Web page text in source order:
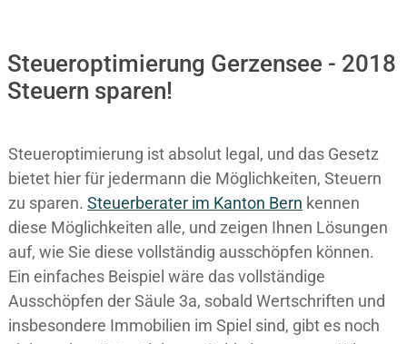
Steueroptimierung Gerzensee - 2018
Steuern sparen!
Steueroptimierung ist absolut legal, und das Gesetz
bietet hier für jedermann die Möglichkeiten, Steuern
zu sparen. Steuerberater im K anton Bern kennen
diese Möglichkeiten alle, und zeigen Ihnen Lösungen
auf, wie Sie diese vollständig ausschöpfen können.
Ein einfaches Beispiel wäre das vollständige
Ausschöpfen der Säule 3a, sobald Wertschriften und
insbesondere Immobilien im Spiel sind, gibt es noch